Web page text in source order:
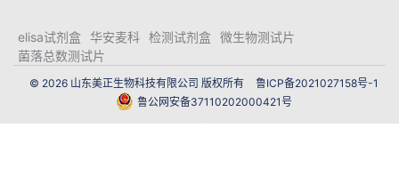
elisa试剂盒 华安麦科 检测试剂盒
微生物测试片
菌落总数测试片
© 2026 山东美正生物科技有限公司 版权所有
鲁ICP备2021027158号-1
鲁公网安备37110202000421号